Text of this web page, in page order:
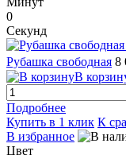
0
Секунд
Рубашка свободная 8
В
Подробнее
Купить в 1 клик К
В избранное
Цвет